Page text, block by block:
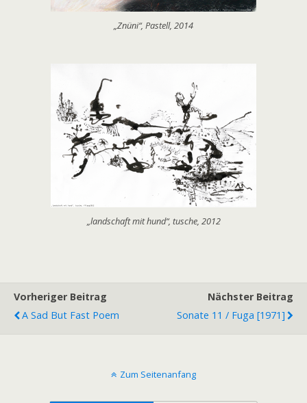
„Znüni“, Pastell, 2014
„landschaft mit hund“, tusche, 2012
Vorheriger Beitrag
A Sad But Fast Poem
Nächster Beitrag
Sonate 11 / Fuga [1971]
Zum Seitenanfang